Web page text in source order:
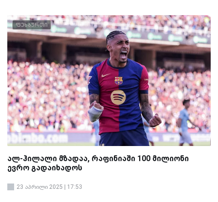
ფეხბურთი
ალ-ჰილალი მზადაა, რაფინიაში 100 მილიონი
ევრო გადაიხადოს
23 აპრილი 2025 | 17:53